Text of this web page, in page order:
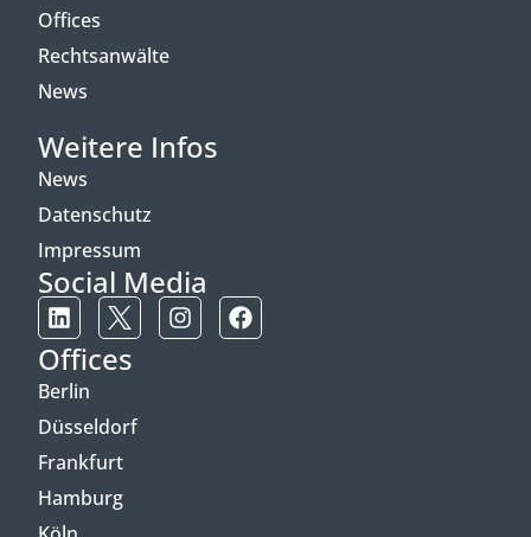
Offices
Rechtsanwälte
News
Weitere Infos
News
Datenschutz
Impressum
Social Media
Offices
Berlin
Düsseldorf
Frankfurt
Hamburg